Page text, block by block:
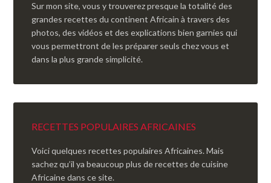
Sur mon site, vous y trouverez presque la totalité des
grandes recettes du continent Africain à travers des
photos, des vidéos et des explications bien garnies qui
vous permettront de les préparer seuls chez vous et
dans la plus grande simplicité.
RECETTES POPULAIRES AFRICAINES
Voici quelques recettes populaires Africaines. Mais
sachez qu’il ya beaucoup plus de recettes de cuisine
Africaine dans ce site.